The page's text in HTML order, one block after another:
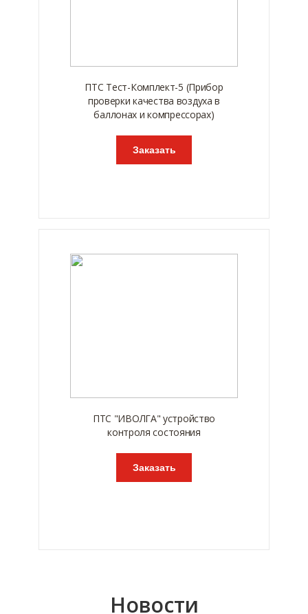
ПТС Тест-Комплект-5 (Прибор
проверки качества воздуха в
баллонах и компрессорах)
Заказать
ПТС "ИВОЛГА" устройство
контроля состояния
Заказать
Новости